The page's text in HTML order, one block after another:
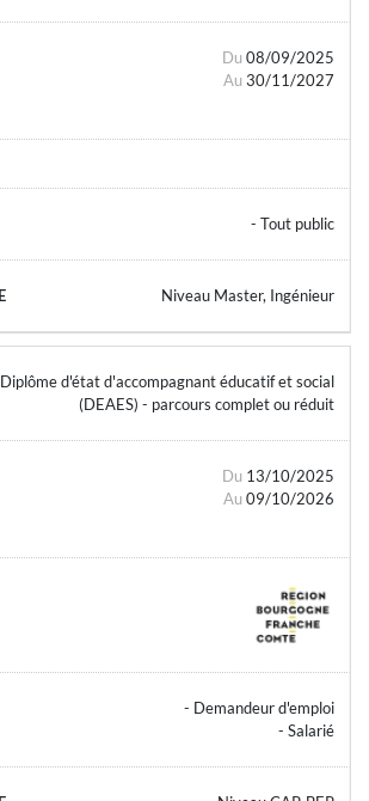
Du 08/09/2025
Au 30/11/2027
- Tout public
Niveau Master, Ingénieur
Diplôme d'état d'accompagnant éducatif et social
(DEAES) - parcours complet ou réduit
Du 13/10/2025
Au 09/10/2026
- Demandeur d'emploi
- Salarié